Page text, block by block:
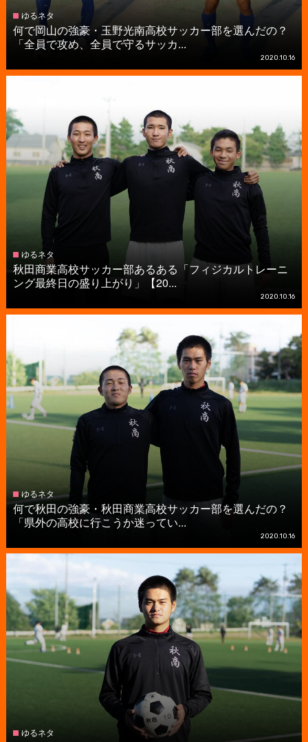
ゆるネタ
何で岡山の強豪・玉野光南高校サッカー部を選んだの？
「全員で攻め、全員で守るサッカ...
2020.10.16
ゆるネタ
秋田商業高校サッカー部あるある「フィジカルトレーニ
ング最終日の盛り上がり」【20...
2020.10.16
ゆるネタ
何で秋田の強豪・秋田商業高校サッカー部を選んだの？
「県外の高校に行こうか迷ってい...
2020.10.16
ゆるネタ